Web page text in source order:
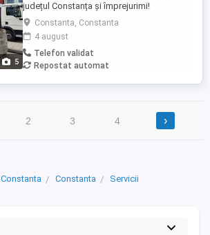
5
județul Constanța și împrejurimi!
Camionetă 3.5 tone ideală pentru mutări,
mobilă, electrocasnice, marfă generală
Camion 7.5 tone cu macara perfect pentru
materiale de construcții și obiecte grele
Servicii oferite: * Mutări locuințe birouri *
Constanta, Constanta
4 august
Telefon validat
Repostat automat
2 3 4 ›
Constanta Constanta
Servicii